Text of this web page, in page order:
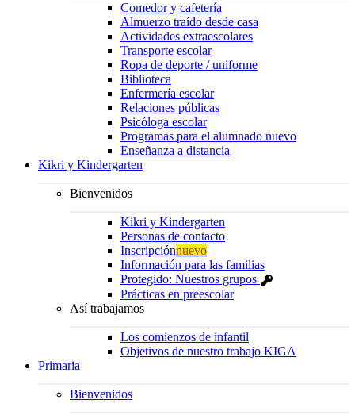
Comedor y cafetería
Almuerzo traído desde casa
Actividades extraescolares
Transporte escolar
Ropa de deporte / uniforme
Biblioteca
Enfermería escolar
Relaciones públicas
Psicóloga escolar
Programas para el alumnado nuevo
Enseñanza a distancia
Kikri y Kindergarten
Bienvenidos
Kikri y Kindergarten
Personas de contacto
Inscripciónnuevo
Información para las familias
Protegido: Nuestros grupos
Prácticas en preescolar
Así trabajamos
Los comienzos de infantil
Objetivos de nuestro trabajo KIGA
Primaria
Bienvenidos